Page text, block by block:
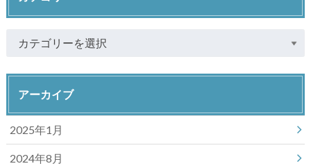
アーカイブ
2025年1月
2024年8月